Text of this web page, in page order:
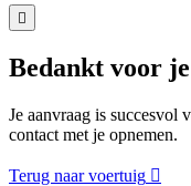
Bedankt voor
Je aanvraag is succesvol
contact met je opnemen.
Terug naar voertuig